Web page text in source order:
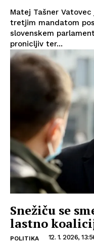
Matej Tašner
tretjim mandatom
slovenskem
pronicljiv ter...
Snežiču se
lastno
POLITIKA 12. 1. 2026,